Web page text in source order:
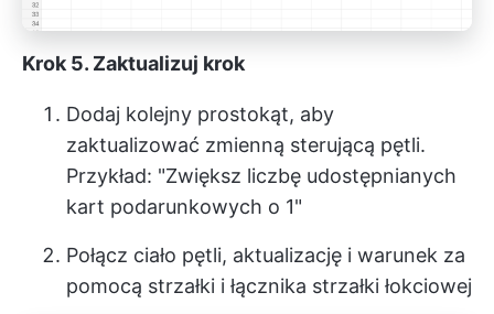
Krok 5. Zaktualizuj krok
Dodaj kolejny prostokąt, aby
zaktualizować zmienną sterującą pętli.
Przykład: "Zwiększ liczbę udostępnianych
kart podarunkowych o 1"
Połącz ciało pętli, aktualizację i warunek za
pomocą strzałki i łącznika strzałki łokciowej